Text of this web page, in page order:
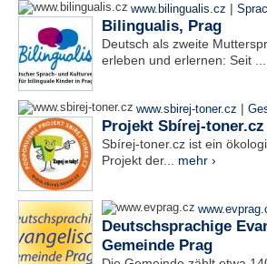
www.bilingualis.cz |
Bilingualis, Prag
Deutsch als zweite
erleben und erlernen: Seit ...
www.sbirej-toner.cz |
Projekt Sbírej-toner.cz
Sbírej-toner.cz ist ein
Projekt der... mehr ›
Deutschsprachige
Gemeinde Prag